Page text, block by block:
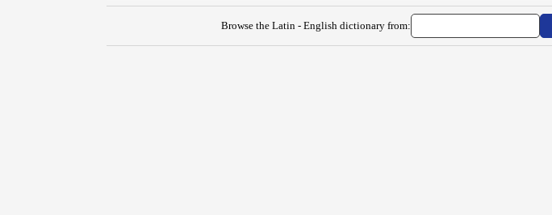
Browse the Latin - English dictionary from: